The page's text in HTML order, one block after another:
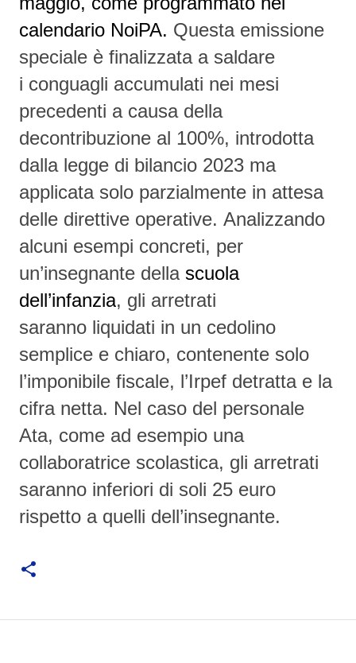
calendario NoiPA. Questa emissione
speciale è finalizzata a saldare
i conguagli accumulati nei mesi
precedenti a causa della
decontribuzione al 100%, introdotta
dalla legge di bilancio 2023 ma
applicata solo parzialmente in attesa
delle direttive operative. Analizzando
alcuni esempi concreti, per
un’insegnante della scuola
dell’infanzia, gli arretrati
saranno liquidati in un cedolino
semplice e chiaro, contenente solo
l’imponibile fiscale, l’Irpef detratta e la
cifra netta. Nel caso del personale
Ata, come ad esempio una
collaboratrice scolastica, gli arretrati
saranno inferiori di soli 25 euro
rispetto a quelli dell’insegnante.